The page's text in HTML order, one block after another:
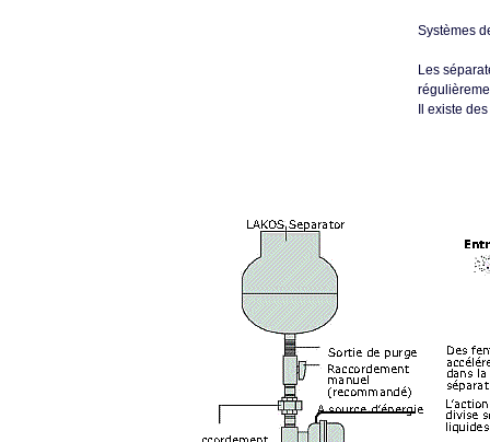
Systèmes
Les
Il existe